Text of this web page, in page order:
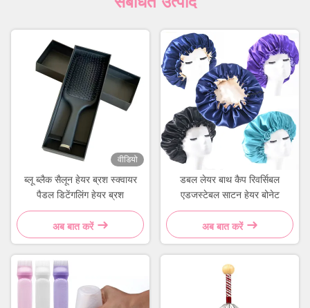
वीडियो
ब्लू ब्लैक सैलून हेयर ब्रश स्क्वायर
पैडल डिटेंगलिंग हेयर ब्रश
अब बात करें
डबल लेयर बाथ कैप रिवर्सिबल
एडजस्टेबल साटन हेयर बोनेट
अब बात करें